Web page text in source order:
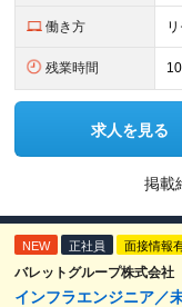
働き方
残業時間
求人を見る
掲載
NEW 正社員 面接情報
バレットグループ株式会社
インフラエンジニア／